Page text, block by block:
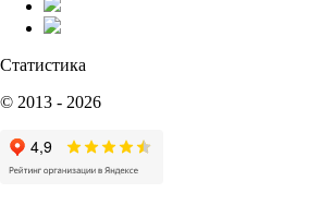
Статистика
© 2013 - 2026